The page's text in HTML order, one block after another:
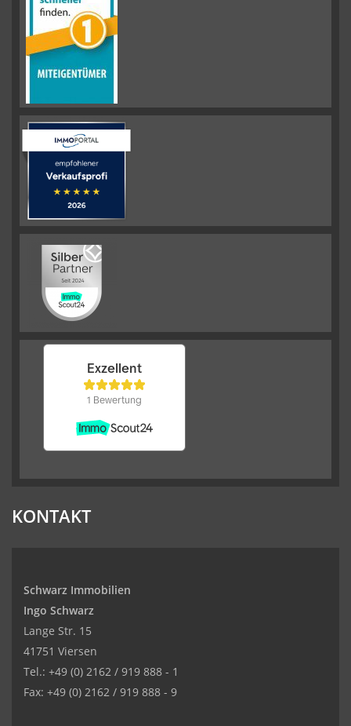
KONTAKT
Schwarz Immobilien
Ingo Schwarz
Lange Str. 15
41751 Viersen
Tel.: +49 (0) 2162 / 919 888 - 1
Fax: +49 (0) 2162 / 919 888 - 9